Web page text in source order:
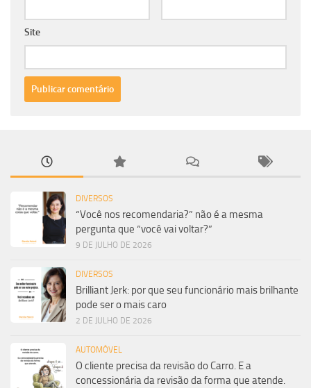
Site
DIVERSOS
“Você nos recomendaria?” não é a mesma
pergunta que “você vai voltar?”
9 DE JULHO DE 2026
DIVERSOS
Brilliant Jerk: por que seu funcionário mais brilhante
pode ser o mais caro
2 DE JULHO DE 2026
AUTOMÓVEL
O cliente precisa da revisão do Carro. E a
concessionária da revisão da forma que atende.